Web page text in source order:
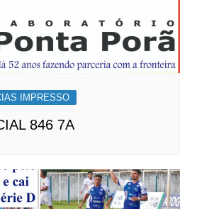
IMPRESSO
846 7A